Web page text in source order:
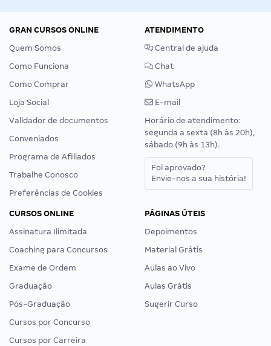
GRAN CURSOS ONLINE
Quem Somos
Como Funciona
Como Comprar
Loja Social
Validador de documentos
Conveniados
Programa de Afiliados
Trabalhe Conosco
Preferências de Cookies
ATENDIMENTO
Central de ajuda
Chat
WhatsApp
E-mail
Horário de atendimento:
segunda a sexta (8h às 20h),
sábado (9h às 13h).
Foi aprovado?
Envie-nos a sua história!
CURSOS ONLINE
Assinatura Ilimitada
Coaching para Concursos
Exame de Ordem
Graduação
Pós-Graduação
Cursos por Concurso
Cursos por Carreira
PÁGINAS ÚTEIS
Depoimentos
Material Grátis
Aulas ao Vivo
Aulas Grátis
Sugerir Curso